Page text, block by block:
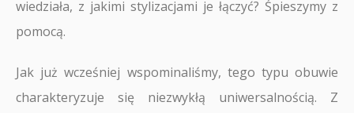
wiedziała, z jakimi stylizacjami je łączyć? Śpieszymy z
pomocą.
Jak już wcześniej wspominaliśmy, tego typu obuwie
charakteryzuje się niezwykłą uniwersalnością. Z